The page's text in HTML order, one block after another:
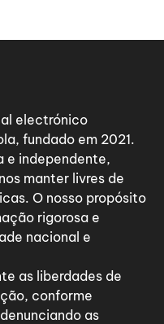
electrónico
fundado em 2021.
e independente,
manter livres de
O nosso propósito
rigorosa e
nacional e
as liberdades de
conforme
as